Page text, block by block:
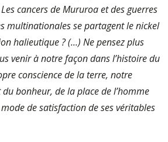
cancers de Mururoa et des guerres
multinationales se partagent le nickel
halieutique ? (...) Ne pensez plus
venir à notre façon dans l’histoire du
conscience de la terre, notre
bonheur, de la place de l’homme
de satisfaction de ses véritables